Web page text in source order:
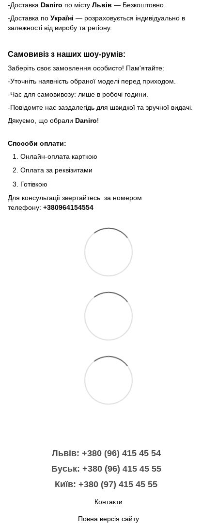
-Доставка Daniro по місту Львів — Безкоштовно.
-Доставка по Україні — розраховується індивідуально в
залежності від виробу та регіону.
Самовивіз з наших шоу-румів:
Заберіть своє замовлення особисто! Пам'ятайте:
-Уточніть наявність обраної моделі перед приходом.
-Час для самовивозу: лише в робочі години.
-Повідомте нас заздалегідь для швидкої та зручної видачі.
Дякуємо, що обрали Daniro!
Способи оплати:
Онлайн-оплата карткою
Оплата за реквізитами
Готівкою
Для консультації звертайтесь за номером
телефону: +380964154554
Львів: +380 (96) 415 45 54
Буськ: +380 (96) 415 45 55
Київ: +380 (97) 415 45 55
Контакти
Повна версія сайту